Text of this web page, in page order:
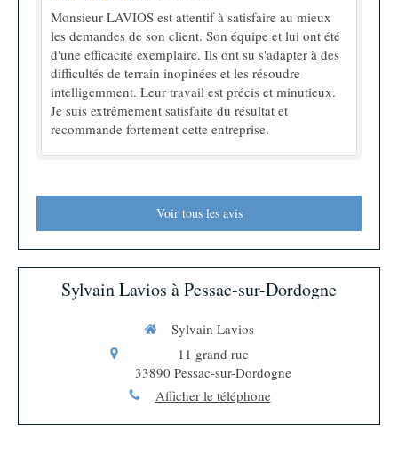
Monsieur LAVIOS est attentif à satisfaire au mieux
les demandes de son client. Son équipe et lui ont été
d'une efficacité exemplaire. Ils ont su s'adapter à des
difficultés de terrain inopinées et les résoudre
intelligemment. Leur travail est précis et minutieux.
Je suis extrêmement satisfaite du résultat et
recommande fortement cette entreprise.
Voir tous les avis
Sylvain Lavios à Pessac-sur-Dordogne
Sylvain Lavios
11 grand rue
33890 Pessac-sur-Dordogne
Afficher le téléphone